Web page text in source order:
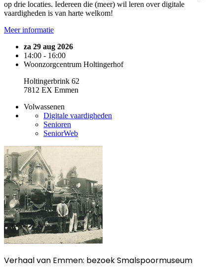
op drie locaties. Iedereen die (meer) wil leren over digitale
vaardigheden is van harte welkom!
Meer informatie
za 29 aug 2026
14:00 - 16:00
Woonzorgcentrum Holtingerhof
Holtingerbrink 62
7812 EX Emmen
Volwassenen
Digitale vaardigheden
Senioren
SeniorWeb
Verhaal van Emmen: bezoek Smalspoormuseum